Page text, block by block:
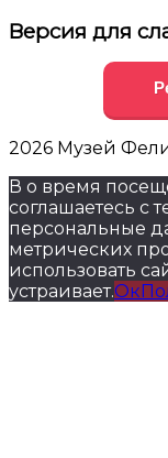
Версия для
2026 Музей
В о время
соглашаетесь с
персональные
метрических
использовать
устраивает.Ок